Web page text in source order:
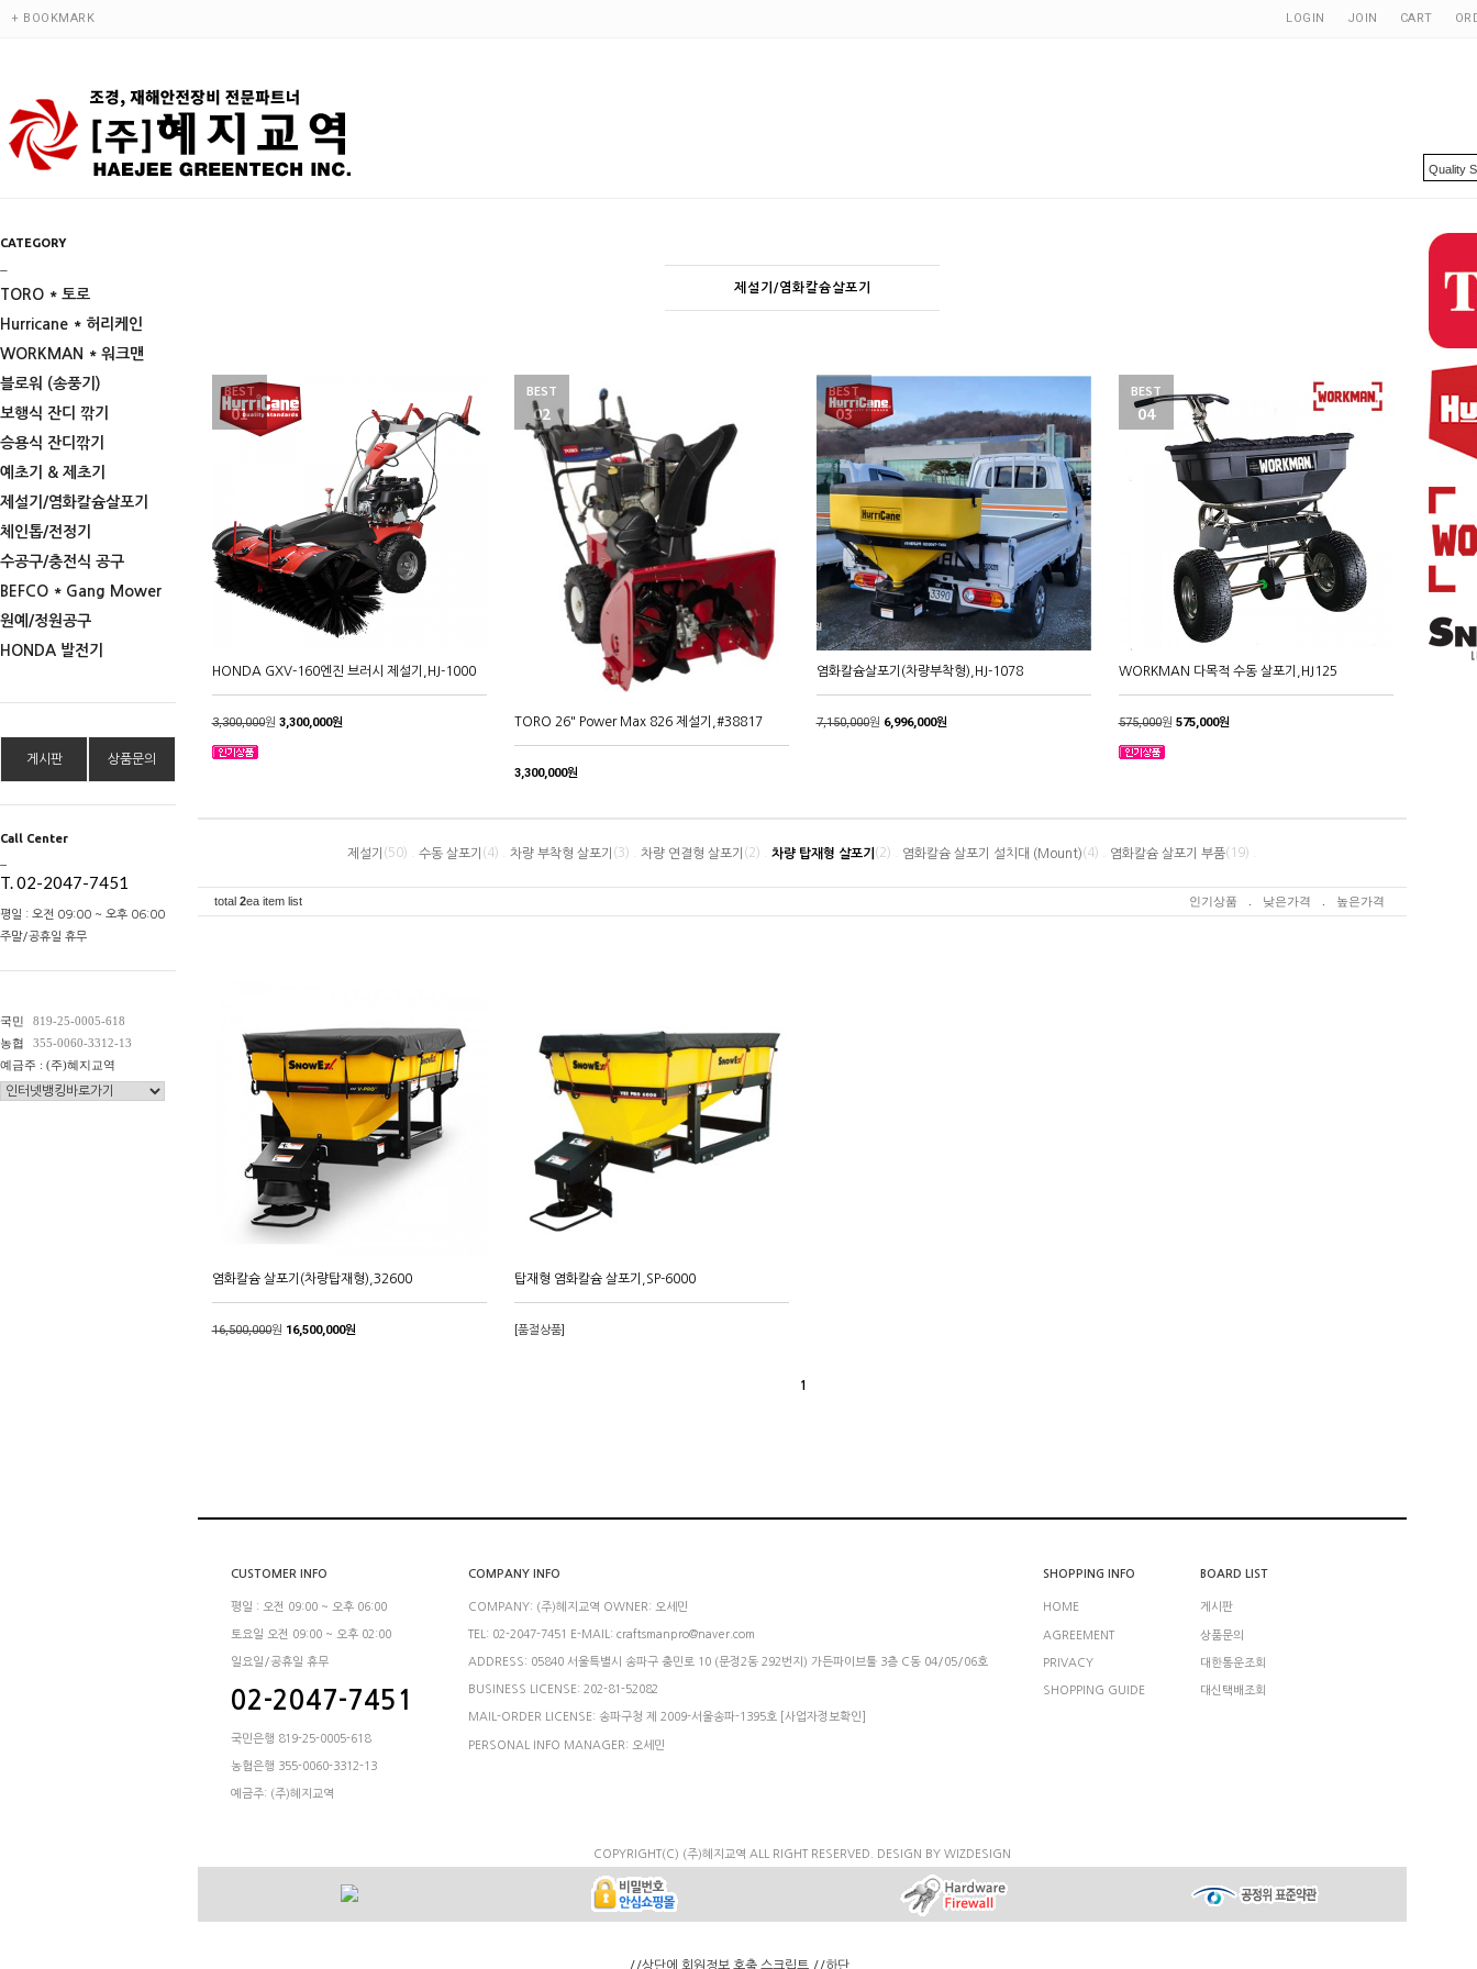
+ BOOKMARK LOGIN JOIN CART
CATEGORY
TORO * 토로
Hurricane * 허리케인
WORKMAN * 워크맨
블로워 (송풍기)
보행식 잔디 깎기
승용식 잔디깎기
예초기 & 제초기
제설기/염화칼슘살포기
체인톱/전정기
수공구/충전식 공구
BEFCO * Gang Mower
원예/정원공구
HONDA 발전기
게시판 상품문의
Call Center
T. 02-2047-7451
평일 : 오전 09:00 ~ 오후 06:00
주말/공휴일 휴무
국민
819-25-0005-618
농협
355-0060-3312-13
예금주 : (주)혜지교역
제설기/염화칼슘살포기
BEST
01
HONDA GXV-160엔진 브러시 제설기,HJ-1000
3,300,000원 3,300,000원
BEST
02
TORO 26" Power Max 826 제설기,#38817
3,300,000원
BEST
03
염화칼슘살포기(차량부착형),HJ-1078
7,150,000원 6,996,000원
BEST
04
WORKMAN 다목적 수동 살포기,HJ125
575,000원 575,000원
제설기 (50) . 수동 살포기 (4) . 차량 부착형 살포기 (3) . 차량 연결형 살포기 (2) . 차량 탑재형 살포기 (2) . 염화칼슘 살포기 설치대 (Mount)(4) . 염화칼슘 살포기 부품(19) .
total 2ea item list 인기상품 낮은가격 높은가격
염화칼슘 살포기(차량탑재형),32600
16,500,000원 16,500,000원
탑재형 염화칼슘 살포기,SP-6000
[품절상품]
1
CUSTOMER INFO
평일 : 오전 09:00 ~ 오후 06:00
토요일 오전 09:00 ~ 오후 02:00
일요일/공휴일 휴무
02-2047-7451
국민은행 819-25-0005-618
농협은행 355-0060-3312-13
예금주: (주)혜지교역
COMPANY INFO
COMPANY: (주)혜지교역 OWNER: 오세민
TEL: 02-2047-7451 E-MAIL: craftsmanpro@naver.com
ADDRESS: 05840 서울특별시 송파구 충민로 10 (문정2동 292번지) 가든파이브툴 3층 C동 04/05/06호
BUSINESS LICENSE: 202-81-52082
MAIL-ORDER LICENSE: 송파구청 제 2009-서울송파-1395호 [사업자정보확인]
PERSONAL INFO MANAGER: 오세민
SHOPPING INFO
HOME
AGREEMENT
PRIVACY
SHOPPING GUIDE
BOARD LIST
게시판
상품문의
대한통운조회
대신택배조회
COPYRIGHT(C) (주)혜지교역 ALL RIGHT RESERVED. DESIGN BY WIZDESIGN
//상단에 회원정보 호출 스크립트 //하단